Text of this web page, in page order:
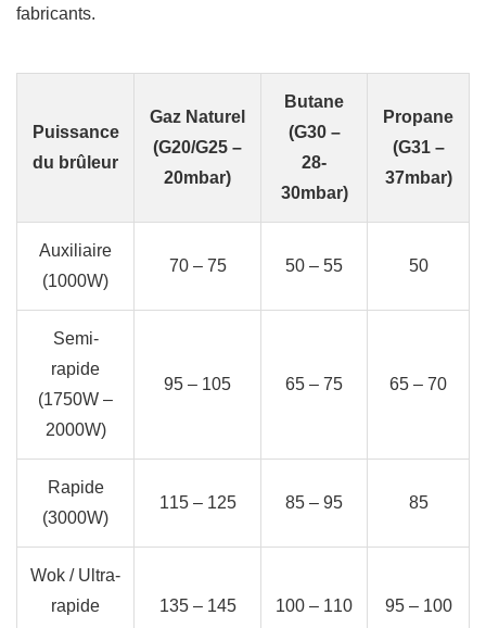
fabricants.
Puissance
du brûleur
Gaz Naturel
(G20/G25 –
20mbar)
Butane
(G30 –
28-
30mbar)
Propane
(G31 –
37mbar)
Auxiliaire
(1000W)
70 – 75 50 – 55 50
Semi-
rapide
(1750W –
2000W)
95 – 105 65 – 75 65 – 70
Rapide
(3000W)
115 – 125 85 – 95 85
Wok / Ultra-
rapide
135 – 145 100 – 110 95 – 100